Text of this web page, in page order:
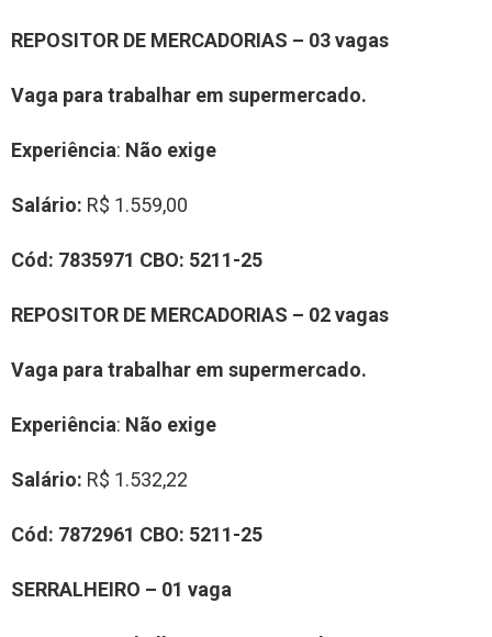
REPOSITOR DE MERCADORIAS – 03 vagas
Vaga para trabalhar em supermercado.
Experiência: Não exige
Salário: R$ 1.559,00
Cód: 7835971 CBO: 5211-25
REPOSITOR DE MERCADORIAS – 02 vagas
Vaga para trabalhar em supermercado.
Experiência: Não exige
Salário: R$ 1.532,22
Cód: 7872961 CBO: 5211-25
SERRALHEIRO – 01 vaga